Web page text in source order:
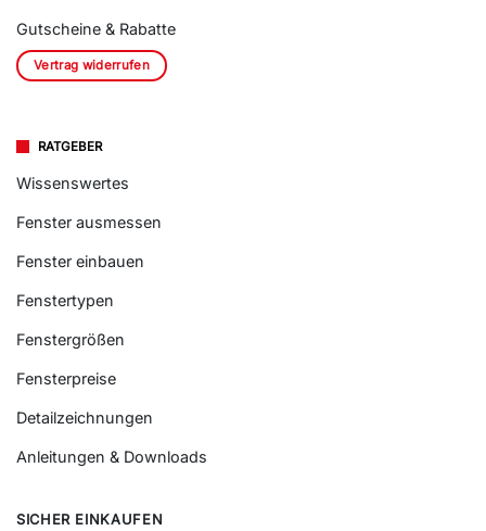
Gutscheine & Rabatte
Vertrag widerrufen
RATGEBER
Wissenswertes
Fenster ausmessen
Fenster einbauen
Fenstertypen
Fenstergrößen
Fensterpreise
Detailzeichnungen
Anleitungen & Downloads
SICHER EINKAUFEN